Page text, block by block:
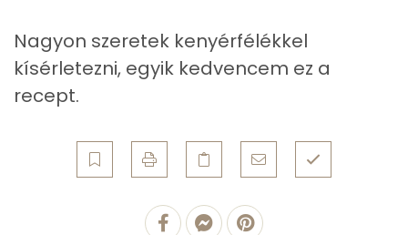
Ásványi anyagok
Összesen
Cink
2 mg
Szelén
13 mg
Nagyon szeretek kenyérfélékkel
kísérletezni, egyik kedvencem ez a
recept.